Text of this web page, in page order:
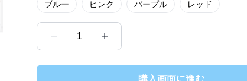
ブルー ピンク パープル レッド
1
購入画面に進む